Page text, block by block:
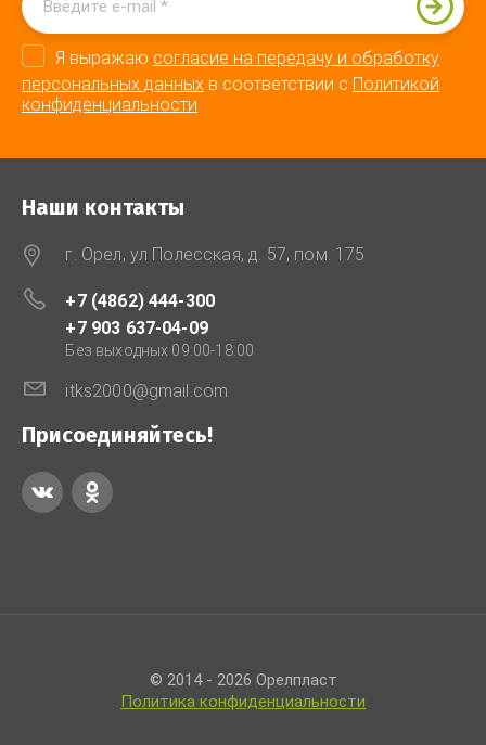
Я выражаю согласие на передачу и обработку
персональных данных в соответствии с Политикой
конфиденциальности
Наши контакты
г. Орел, ул Полесская, д. 57, пом. 175
+7 (4862) 444-300
+7 903 637-04-09
Без выходных 09:00-18:00
itks2000@gmail.com
Присоединяйтесь!
© 2014 - 2026 Орелпласт
Политика конфиденциальности